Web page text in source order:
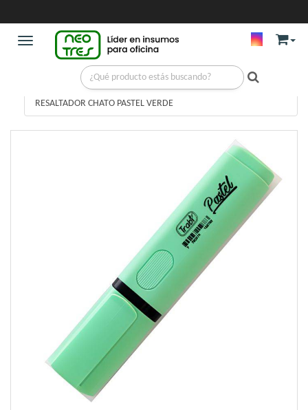
Toggle navigation
/RESALTADORES /
RESALTADOR CHATO PASTEL VERDE